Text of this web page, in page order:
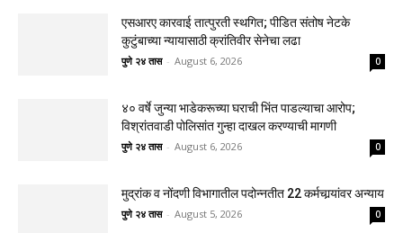
एसआरए कारवाई तात्पुरती स्थगित; पीडित संतोष नेटके
कुटुंबाच्या न्यायासाठी क्रांतिवीर सेनेचा लढा
पुणे २४ तास - August 6, 2026 0
४० वर्षे जुन्या भाडेकरूच्या घराची भिंत पाडल्याचा आरोप;
विश्रांतवाडी पोलिसांत गुन्हा दाखल करण्याची मागणी
पुणे २४ तास - August 6, 2026 0
मुद्रांक व नोंदणी विभागातील पदोन्नतीत 22 कर्मचार्‍यांवर अन्याय
पुणे २४ तास - August 5, 2026 0